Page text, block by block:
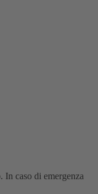
In caso di emergenza